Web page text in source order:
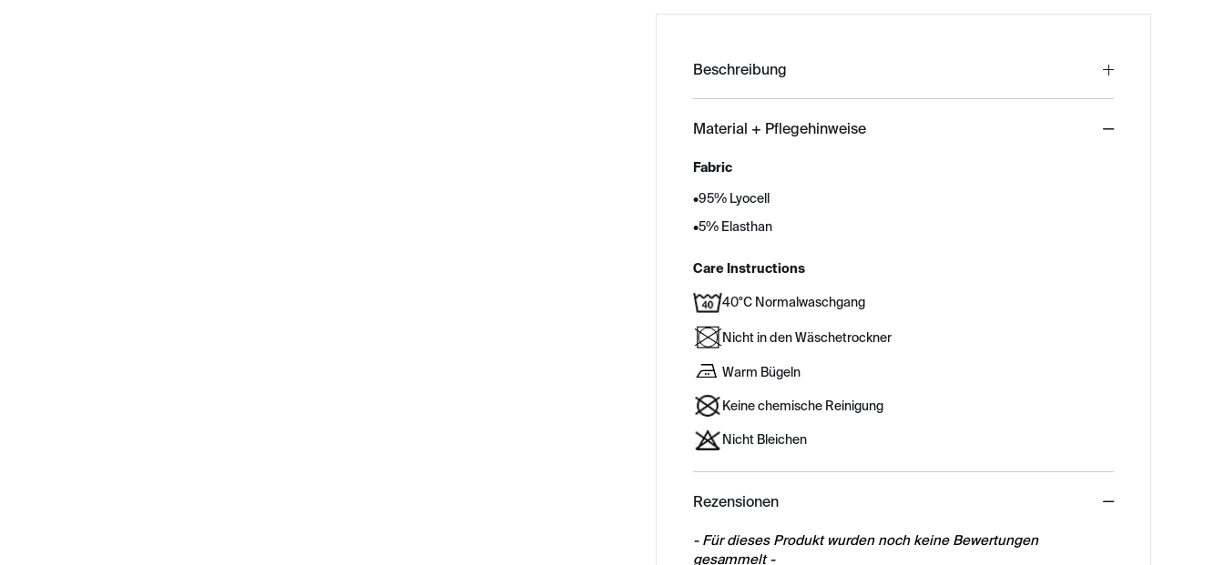
Beschreibung
Material + Pflegehinweise
Fabric
•95% Lyocell
•5% Elasthan
Care Instructions
40°C Normalwaschgang
Nicht in den Wäschetrockner
Warm Bügeln
Keine chemische Reinigung
Nicht Bleichen
Rezensionen
- Für dieses Produkt wurden noch keine Bewertungen
gesammelt -
New content loaded